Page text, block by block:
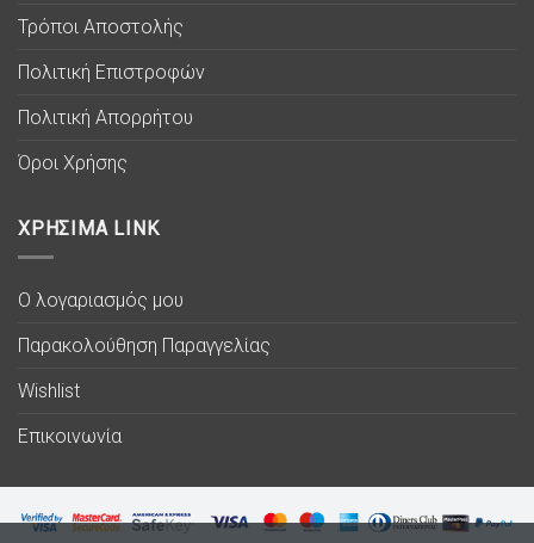
Τρόποι Αποστολής
Πολιτική Επιστροφών
Πολιτική Απορρήτου
Όροι Χρήσης
ΧΡΗΣΙΜΑ LINK
Ο λογαριασμός μου
Παρακολούθηση Παραγγελίας
Wishlist
Επικοινωνία